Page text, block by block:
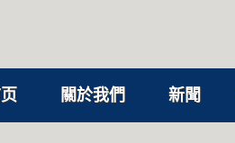
關於我們 新聞